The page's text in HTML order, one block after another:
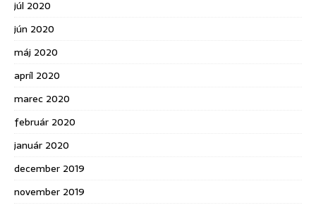
júl 2020
jún 2020
máj 2020
apríl 2020
marec 2020
február 2020
január 2020
december 2019
november 2019